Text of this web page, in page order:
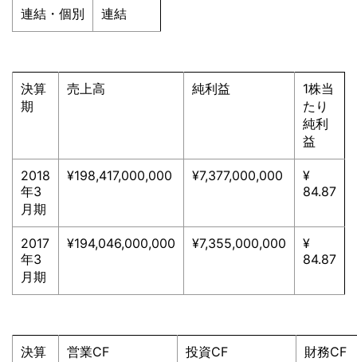
連結・個別 連結
決算
期
売上高 純利益
1株当
たり
純利
益
2018
年3
月期
¥198,417,000,000 ¥7,377,000,000
¥
84.87
2017
年3
月期
¥194,046,000,000 ¥7,355,000,000
¥
84.87
決算
営業CF 投資CF 財務CF